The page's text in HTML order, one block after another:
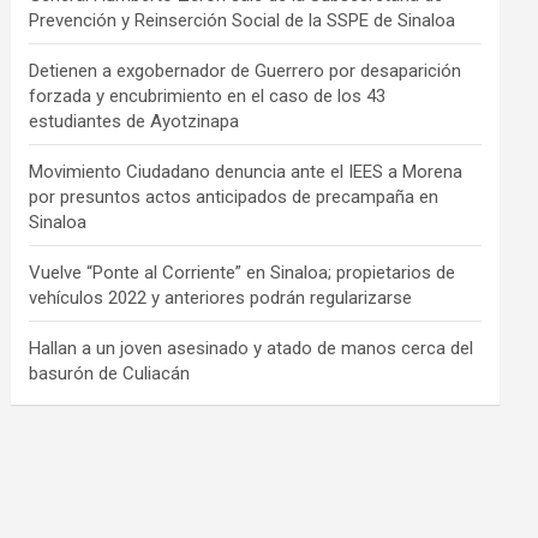
Prevención y Reinserción Social de la SSPE de Sinaloa
Detienen a exgobernador de Guerrero por desaparición
forzada y encubrimiento en el caso de los 43
estudiantes de Ayotzinapa
Movimiento Ciudadano denuncia ante el IEES a Morena
por presuntos actos anticipados de precampaña en
Sinaloa
Vuelve “Ponte al Corriente” en Sinaloa; propietarios de
vehículos 2022 y anteriores podrán regularizarse
Hallan a un joven asesinado y atado de manos cerca del
basurón de Culiacán